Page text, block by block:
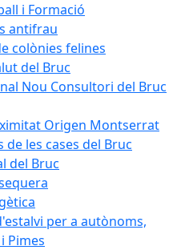
i Formació
antifrau
colònies felines
del Bruc
Nou Consultori del Bruc
Origen Montserrat
les cases del Bruc
del Bruc
per a autònoms,
Pimes